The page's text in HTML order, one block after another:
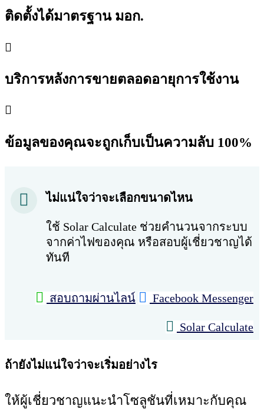
ติดตั้งได้มาตรฐาน มอก.
บริการหลังการขายตลอดอายุการใช้งาน
ข้อมูลของคุณจะถูกเก็บเป็นความลับ 100%
ไม่แน่ใจว่าจะเลือกขนาดไหน
ใช้ Solar Calculate ช่วยคำนวนจากระบบ
จากค่าไฟของคุณ หรือสอบผู้เชี่ยวชาญได้
ทันที
สอบถามผ่านไลน์ Facebook Messenger
Solar Calculate
ถ้ายังไม่แน่ใจว่าจะเริ่มอย่างไร
ให้ผู้เชี่ยวชาญแนะนำโซลูชันที่เหมาะกับคุณ